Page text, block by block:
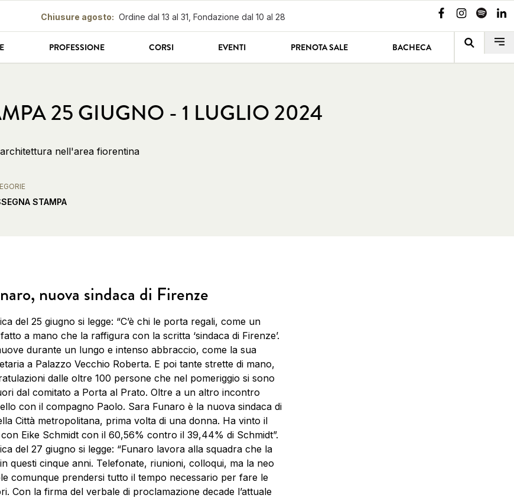
Chiusure agosto: Ordine dal 13 al 31, Fondazione dal 10 al 28
PROFESSIONE CORSI EVENTI PRENOTA SALE BACHECA
25 GIUGNO - 1 LUGLIO 2024
nell'area fiorentina
STAMPA
nuova sindaca di Firenze
del 25 giugno si legge: “C’è chi le porta regali, come un
a mano che la raffigura con la scritta ‘sindaca di Firenze’.
durante un lungo e intenso abbraccio, come la sua
a Palazzo Vecchio Roberta. E poi tante strette di mano,
dalle oltre 100 persone che nel pomeriggio si sono
dal comitato a Porta al Prato. Oltre a un altro incontro
con il compagno Paolo. Sara Funaro è la nuova sindaca di
Città metropolitana, prima volta di una donna. Ha vinto il
Eike Schmidt con il 60,56% contro il 39,44% di Schmidt”.
del 27 giugno si legge: “Funaro lavora alla squadra che la
questi cinque anni. Telefonate, riunioni, colloqui, ma la neo
comunque prendersi tutto il tempo necessario per fare le
Con la firma del verbale di proclamazione decade l’attuale